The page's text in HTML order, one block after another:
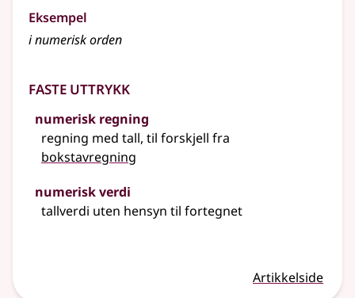
Eksempel
inumeriskorden
Faste uttrykk
numerisk regning
regning med tall, til forskjell fra
bokstavregning
numerisk verdi
tallverdi uten hensyn til fortegnet
Artikkelside